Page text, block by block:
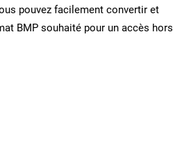
pouvez facilement convertir et
BMP souhaité pour un accès hors